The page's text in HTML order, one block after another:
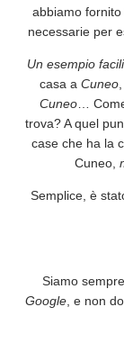
abbiamofornito
necessarieper
Un esempio
casa a Cuneo,
Cuneo …
trova? A quel
case che ha la
Cuneo,
Semplice, è
Siamo sempre
Google , e non